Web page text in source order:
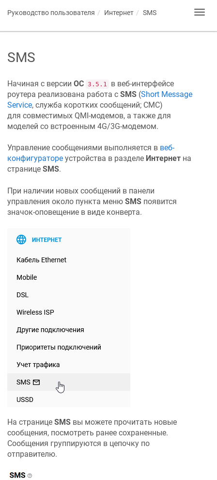
Руководство пользователя Интернет SMS
SMS
Начиная с версии ОС 3.5.1
в веб-интерфейсе
роутера реализована работа с SMS (Short Message
Service, служба коротких сообщений; СМС)
для совместимых QMI-модемов, а также для
моделей со встроенным 4G/3G-модемом.
Управление сообщениями выполняется в веб-
конфигураторе устройства в разделе Интернет на
странице SMS.
При наличии новых сообщений в панели
управления около пункта меню SMS появится
значок-оповещение в виде конверта.
На странице SMS вы можете прочитать новые
сообщения, посмотреть ранее сохраненные.
Сообщения группируются в цепочку по
отправителю.